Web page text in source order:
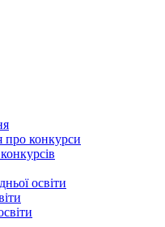
конкурси
освіти